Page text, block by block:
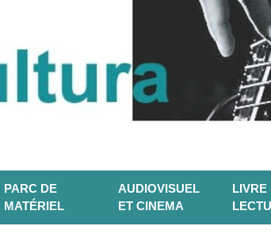
PARC DE
MATÉRIEL
AUDIOVISUEL
ET CINEMA
LIVRE